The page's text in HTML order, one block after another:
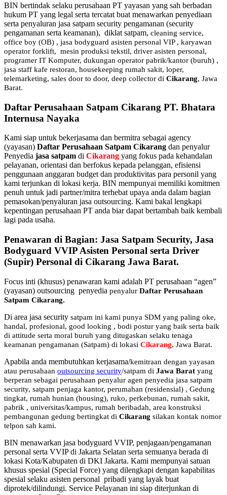
BIN bertindak selaku perusahaan PT yayasan yang sah berbadan
hukum PT yang legal serta tercatat buat menawarkan penyediaan
serta penyaluran jasa satpam security pengamanan (security
pengamanan serta keamanan), diklat satpam, cleaning service,
office boy (OB) , jasa bodyguard asisten personal VIP , karyawan
operator forklift, mesin produksi tekstil, driver asisten personal,
programer IT Komputer, dukungan operator pabrik/kantor (buruh) ,
jasa staff kafe restoran, housekeeping rumah sakit, loper,
telemarketing, sales door to door, deep collector di Cikarang, Jawa
Barat.
Daftar Perusahaan Satpam Cikarang PT. Bhatara
Internusa Nayaka
Kami siap untuk bekerjasama dan bermitra sebagai agency
(yayasan) Daftar Perusahaan Satpam Cikarang dan penyalur
Penyedia jasa satpam di Cikarang yang fokus pada kehandalan
pelayanan, orientasi dan berfokus kepada pelanggan, efisiensi
penggunaan anggaran budget dan produktivitas para personil yang
kami terjunkan di lokasi kerja. BIN mempunyai memiliki komitmen
penuh untuk jadi partner/mitra terhebat upaya anda dalam bagian
pemasokan/penyaluran jasa outsourcing. Kami bakal lengkapi
kepentingan perusahaan PT anda biar dapat bertambah baik kembali
lagi pada usaha.
Penawaran di Bagian: Jasa Satpam Security, Jasa
Bodyguard VVIP Asisten Personal serta Driver
(Supir) Personal di Cikarang Jawa Barat.
Focus inti (khusus) penawaran kami adalah PT perusahaan “agen”
(yayasan) outsourcing penyedia penyalur Daftar Perusahaan
Satpam Cikarang.
Di area jasa security satpam ini kami punya SDM yang paling oke,
handal, profesional, good looking , bodi postur yang baik serta baik
di attitude serta moral buruh yang ditugaskan selaku tenaga
keamanan pengamanan (Satpam) di lokasi Cikarang, Jawa Barat.
Apabila anda membutuhkan kerjasama/kemitraan dengan yayasan
atau perusahaan outsourcing security/satpam di Jawa Barat yang
berperan sebagai perusahaan penyalur agen penyedia jasa satpam
security, satpam penjaga kantor, perumahan (residensial) , Gedung
tingkat, rumah hunian (housing), ruko, perkebunan, rumah sakit,
pabrik , universitas/kampus, rumah beribadah, area konstruksi
pembangunan gedung bertingkat di Cikarang silakan kontak nomor
telpon sah kami.
BIN menawarkan jasa bodyguard VVIP, penjagaan/pengamanan
personal serta VVIP di Jakarta Selatan serta semuanya berada di
lokasi Kota/Kabupaten di DKI Jakarta. Kami mempunyai satuan
khusus spesial (Special Force) yang dilengkapi dengan kapabilitas
spesial selaku asisten personal pribadi yang layak buat
diprotek/dilindungi. Service Pelayanan ini siap diterjunkan di